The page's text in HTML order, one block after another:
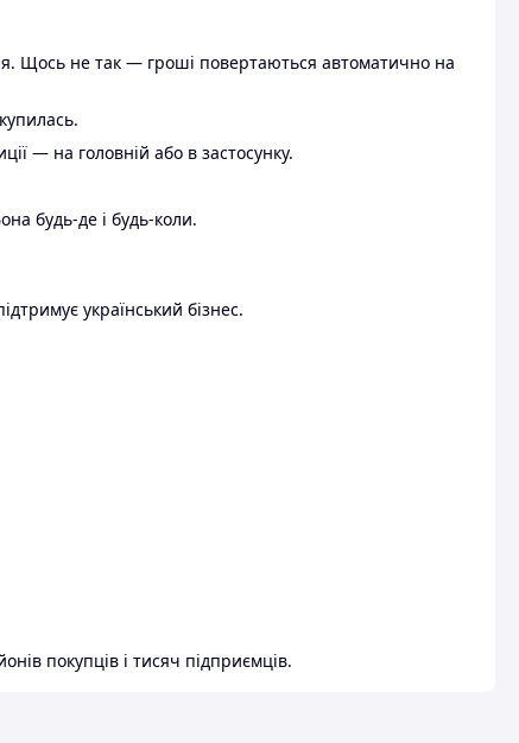
Щось не так — гроші повертаються автоматично на
— на головній або в застосунку.
будь-де і будь-коли.
український бізнес.
покупців і тисяч підприємців.